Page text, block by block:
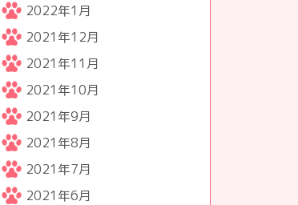
2022年1月
2021年12月
2021年11月
2021年10月
2021年9月
2021年8月
2021年7月
2021年6月